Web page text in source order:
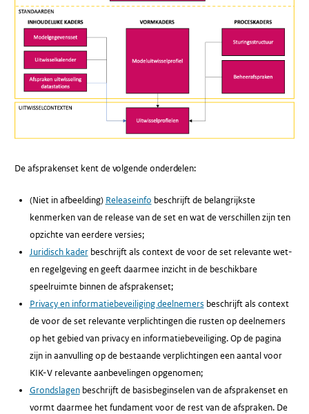
De afsprakenset kent de volgende onderdelen:
(Niet in afbeelding) Releaseinfo beschrijft de belangrijkste
kenmerken van de release van de set en wat de verschillen zijn ten
opzichte van eerdere versies;
Juridisch kaderbeschrijft als context de voor de set relevante wet-
en regelgeving en geeft daarmee inzicht in de beschikbare
speelruimte binnen de afsprakenset;
Privacy en informatiebeveiliging deelnemers beschrijft als context
de voor de set relevante verplichtingen die rusten op deelnemers
op het gebied van privacy en informatiebeveiliging. Op de pagina
zijn in aanvulling op de bestaande verplichtingen een aantal voor
KIK-V relevante aanbevelingen opgenomen;
Grondslagenbeschrijft de basisbeginselen van de afsprakenset en
vormt daarmee het fundament voor de rest van de afspraken. De